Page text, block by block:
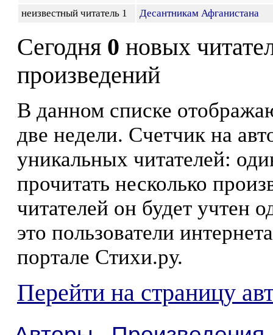
неизвестный читатель 1
Десантникам Афганистана
Сегодня 0 новых
произведений
В данном списке
две недели. Счетчик на
уникальных читателей:
прочитать несколько
читателей он будет учтен
это пользователи
портале Стихи.ру.
Перейти на страницу